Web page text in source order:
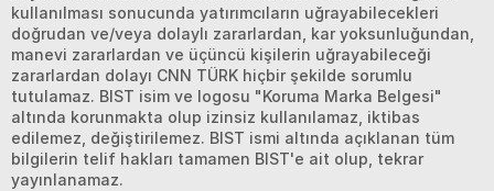
kullanılması sonucunda yatırımcıların uğrayabilecekleri
doğrudan ve/veya dolaylı zararlardan, kar yoksunluğundan,
manevi zararlardan ve üçüncü kişilerin uğrayabileceği
zararlardan dolayı CNN TÜRK hiçbir şekilde sorumlu
tutulamaz. BIST isim ve logosu "Koruma Marka Belgesi"
altında korunmakta olup izinsiz kullanılamaz, iktibas
edilemez, değiştirilemez. BIST ismi altında açıklanan tüm
bilgilerin telif hakları tamamen BIST'e ait olup, tekrar
yayınlanamaz.